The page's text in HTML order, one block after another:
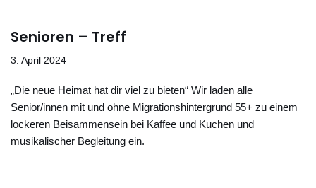
Senioren – Treff
3. April 2024
„Die neue Heimat hat dir viel zu bieten“ Wir laden alle
Senior/innen mit und ohne Migrationshintergrund 55+ zu einem
lockeren Beisammensein bei Kaffee und Kuchen und
musikalischer Begleitung ein.